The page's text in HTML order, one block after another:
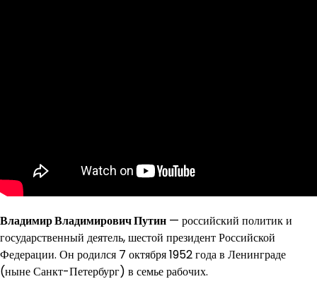
Владимир Владимирович Путин — российский политик и
государственный деятель, шестой президент Российской
Федерации. Он родился 7 октября 1952 года в Ленинграде
(ныне Санкт-Петербург) в семье рабочих.